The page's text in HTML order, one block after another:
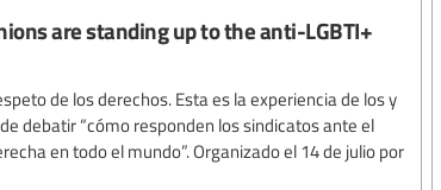
are standing up to the anti-LGBTI+
de los derechos. Esta es la experiencia de los y
debatir “cómo responden los sindicatos ante el
en todo el mundo”. Organizado el 14 de julio por